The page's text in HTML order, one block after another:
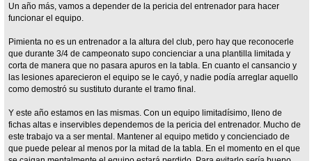
Un año más, vamos a depender de la pericia del entrenador para hacer
funcionar el equipo.
Pimienta no es un entrenador a la altura del club, pero hay que reconocerle
que durante 3/4 de campeonato supo concienciar a una plantilla limitada y
corta de manera que no pasara apuros en la tabla. En cuanto el cansancio y
las lesiones aparecieron el equipo se le cayó, y nadie podía arreglar aquello
como demostró su sustituto durante el tramo final.
Y este año estamos en las mismas. Con un equipo limitadísimo, lleno de
fichas altas e inservibles dependemos de la pericia del entrenador. Mucho de
este trabajo va a ser mental. Mantener al equipo metido y concienciado de
que puede pelear al menos por la mitad de la tabla. En el momento en el que